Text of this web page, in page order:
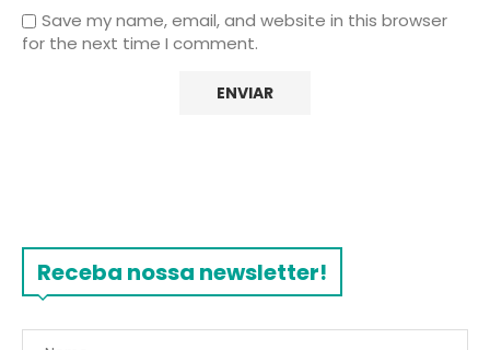
Save my name, email, and website in this browser
for the next time I comment.
Receba nossa newsletter!